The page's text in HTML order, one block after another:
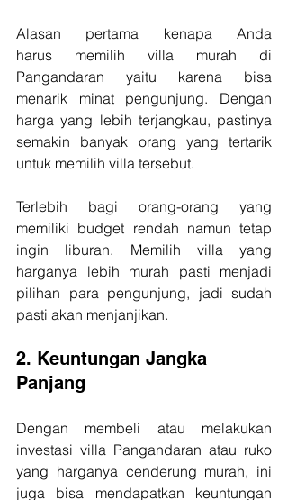
Alasan pertama kenapa Anda
harus memilih villa murah di
Pangandaran yaitu karena bisa
menarik minat pengunjung. Dengan
harga yang lebih terjangkau, pastinya
semakin banyak orang yang tertarik
untuk memilih villa tersebut.
Terlebih bagi orang-orang yang
memiliki budget rendah namun tetap
ingin liburan. Memilih villa yang
harganya lebih murah pasti menjadi
pilihan para pengunjung, jadi sudah
pasti akan menjanjikan.
2. Keuntungan Jangka
Panjang
Dengan membeli atau melakukan
investasi villa Pangandaran atau ruko
yang harganya cenderung murah, ini
juga bisa mendapatkan keuntungan